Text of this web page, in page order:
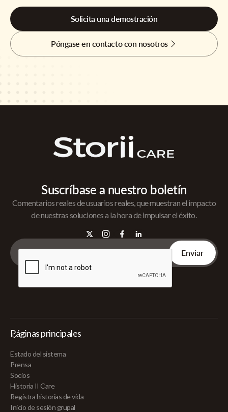
Solicita una demostración
Póngase en contacto con nosotros
Suscríbase a nuestro boletín
Comentarios reales de usuarios reales, que muestran el impacto
de nuestras soluciones a la hora de impulsar el éxito.
Páginas principales
Estado del sistema
Prensa
Socios
Historia II Care
Registra historias de vida
Inicio de sesión grupal